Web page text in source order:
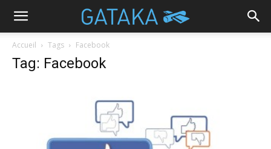
Accueil Tags Facebook
Tag: Facebook